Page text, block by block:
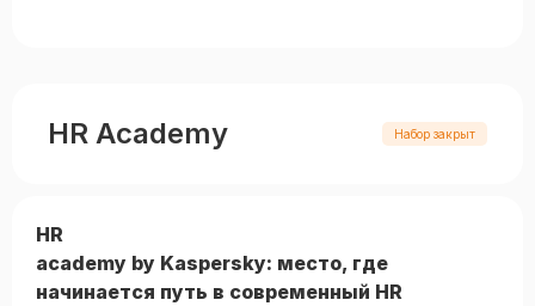
HR Academy Набор закрыт
HR
academy by Kaspersky: место, где
начинается путь в современный HR